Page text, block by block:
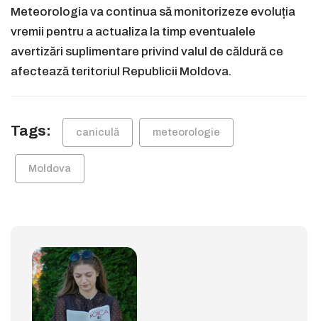
Meteorologia va continua să monitorizeze evoluția
vremii pentru a actualiza la timp eventualele
avertizări suplimentare privind valul de căldură ce
afectează teritoriul Republicii Moldova.
Tags: caniculă meteorologie
Moldova